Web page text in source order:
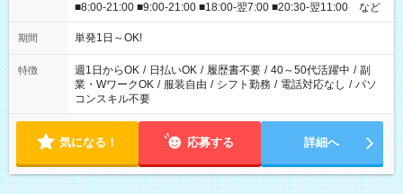
■8:00-21:00 ■9:00-21:00 ■18:00-翌7:00 ■20:30-翌11:00 など
期間 単発1日～OK!
特徴 週1日からOK / 日払いOK / 履歴書不要 / 40～50代活躍中 / 副
業・WワークOK / 服装自由 / シフト勤務 / 電話対応なし / パソ
コンスキル不要
気になる！ 応募する 詳細へ